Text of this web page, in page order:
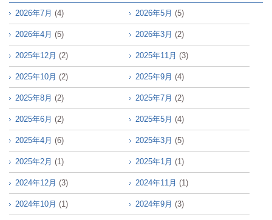
2026年7月 (4) 2026年5月 (5)
2026年4月 (5) 2026年3月 (2)
2025年12月 (2) 2025年11月 (3)
2025年10月 (2) 2025年9月 (4)
2025年8月 (2) 2025年7月 (2)
2025年6月 (2) 2025年5月 (4)
2025年4月 (6) 2025年3月 (5)
2025年2月 (1) 2025年1月 (1)
2024年12月 (3) 2024年11月 (1)
2024年10月 (1) 2024年9月 (3)